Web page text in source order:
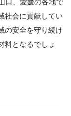
社会に貢献してい
の安全を守り続け
料となるでしょ